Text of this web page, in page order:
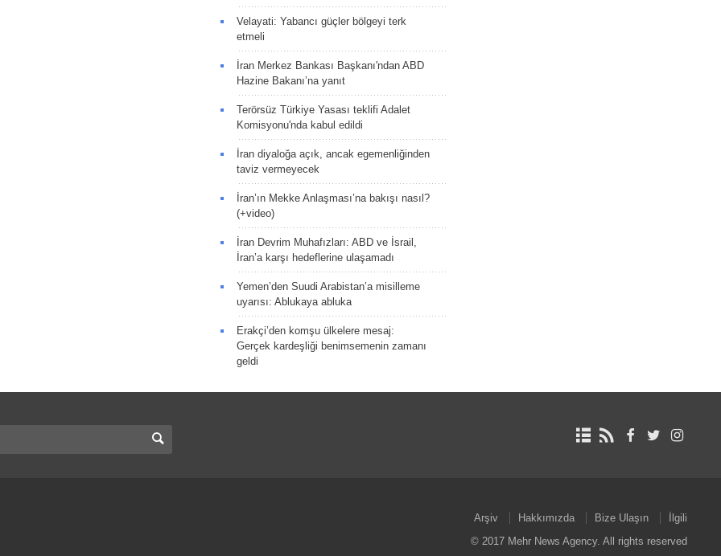
Velayati: Yabancı güçler bölgeyi terk
etmeli
İran Merkez Bankası Başkanı'ndan ABD
Hazine Bakanı’na yanıt
Terörsüz Türkiye Yasası teklifi Adalet
Komisyonu'nda kabul edildi
İran diyaloğa açık, ancak egemenliğinden
taviz vermeyecek
İran’ın Mekke Anlaşması’na bakışı nasıl?
(+video)
İran Devrim Muhafızları: ABD ve İsrail,
İran’a karşı hedeflerine ulaşamadı
Yemen’den Suudi Arabistan’a misilleme
uyarısı: Ablukaya abluka
Erakçi’den komşu ülkelere mesaj:
Gerçek kardeşliği benimsemenin zamanı
geldi
Arşiv Hakkımızda Bize Ulaşın
İlgili
© 2017 Mehr News Agency. All rights reserved